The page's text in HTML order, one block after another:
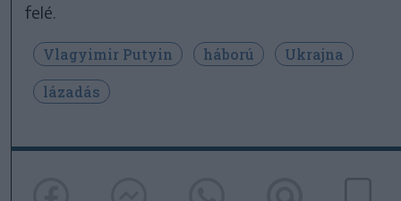
felé.
Vlagyimir Putyin háború
Ukrajna
lázadás